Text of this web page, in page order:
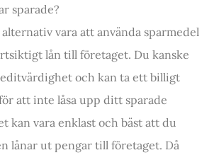
sparade?
vara att använda sparmedel
lån till företaget. Du kanske
och kan ta ett billigt
att inte låsa upp ditt sparade
kan vara enklast och bäst att du
lånar ut pengar till företaget. Då